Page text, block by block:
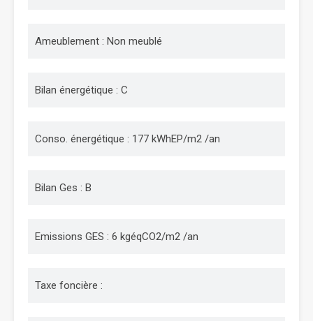
Ameublement : Non meublé
Bilan énergétique : C
Conso. énergétique : 177 kWhEP/m2 /an
Bilan Ges : B
Emissions GES : 6 kgéqCO2/m2 /an
Taxe foncière :